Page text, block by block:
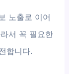
노출로 이어
서 꼭 필요한
합니다.